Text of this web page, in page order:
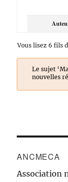
Vous lisez 6 fils
Le sujet
nouvelles
ANCMECA
Association